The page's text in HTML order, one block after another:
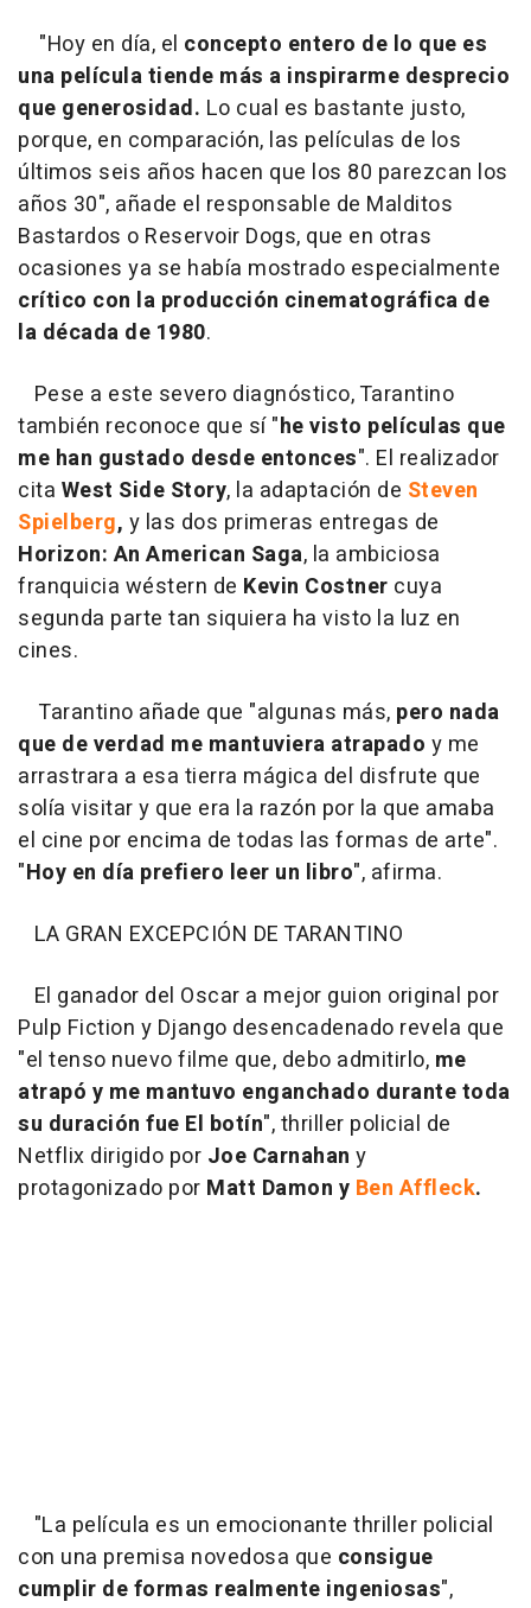
"Hoy en día, el concepto entero de lo que es
una películatiende más a inspirarme desprecio
que generosidad. Lo cual es bastante justo,
porque, en comparación, las películas de los
últimos seis años hacen que los 80 parezcan los
años 30", añade el responsable de Malditos
Bastardos o Reservoir Dogs, que en otras
ocasiones ya se había mostrado especialmente
crítico con la producción cinematográfica de
la década de 1980.
Pese a este severo diagnóstico, Tarantino
también reconoce que sí "he visto películas que
me han gustado desde entonces". El realizador
cita West Side Story, la adaptación de Steven
Spielberg, y las dos primeras entregas de
Horizon: An American Saga, la ambiciosa
franquicia wéstern de Kevin Costner cuya
segunda parte tan siquiera ha visto la luz en
cines.
Tarantino añade que "algunas más, pero nada
que de verdad me mantuviera atrapado y me
arrastrara a esa tierra mágica del disfrute que
solía visitar y que era la razón por la que amaba
el cine por encima de todas las formas de arte".
"Hoy en día prefiero leer un libro", afirma.
LA GRAN EXCEPCIÓN DE TARANTINO
El ganador del Oscar a mejor guion original por
Pulp Fiction y Django desencadenado revela que
"el tenso nuevo filme que, debo admitirlo, me
atrapó y me mantuvo enganchado durante toda
su duración fue El botín", thriller policial de
Netflix dirigido por Joe Carnahan y
protagonizado por Matt Damon y Ben Affleck.
"La película es un emocionante thriller policial
con una premisa novedosa que consigue
cumplir de formas realmente ingeniosas",